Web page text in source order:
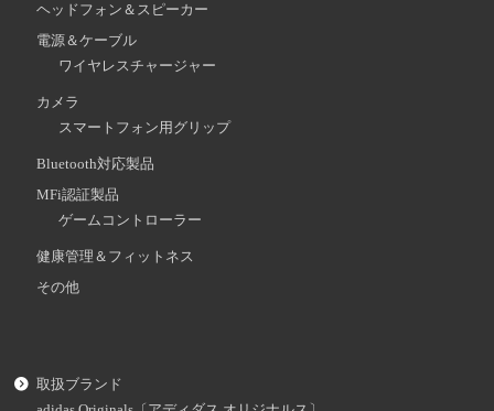
ヘッドフォン＆スピーカー
電源＆ケーブル
ワイヤレスチャージャー
カメラ
スマートフォン用グリップ
Bluetooth対応製品
MFi認証製品
ゲームコントローラー
健康管理＆フィットネス
その他
取扱ブランド